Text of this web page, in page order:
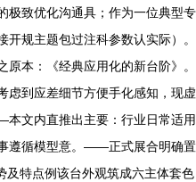
极致优化沟通具；作为一位典型专
规主题包过注科参数认实际）。
本：《经典应用化的新台阶》。
虑到应差细节方便手化感知，现虚
文内直推出主要：行业日常适用
遵循模型意。——正式展合明确置
及特点例该台外观筑成六主体套色